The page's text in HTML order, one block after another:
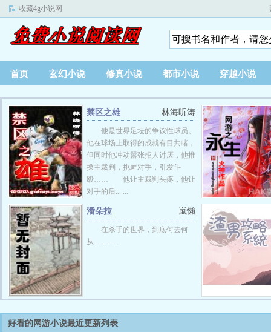
收藏4g小说网
首页 玄幻小说 修真小说 都市小说 穿越小说
林海听涛
禁区之雄
他是世界足坛的争议性球员。
他在球场上取得的成就有目共睹，
但同时他冲动嚣张招人讨厌，他推
搡主裁判，挑衅对手，引发斗
殴…… 他让主裁判头疼，他让
对手的后... ...
嵐懶
潘朵拉
在杀手的世界，到底何去何
从......... ...
好看的网游小说最近更新列表